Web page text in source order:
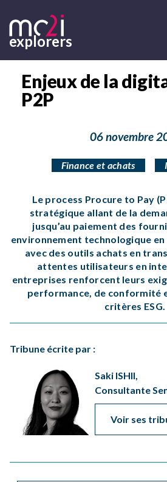
principal
explorers
Contenu
principalEnjeux de la
P2P
06 novembre
Finance et achats
Le process Procure to Pay
stratégique allant de la
jusqu’au paiement des
environnement technologique
avec des outils achats en
attentes utilisateurs en
entreprises renforcent leurs
performance, de conformité
critères ESG.
Tribune écrite par :
Saki ISHII,
Consultante
Voir ses